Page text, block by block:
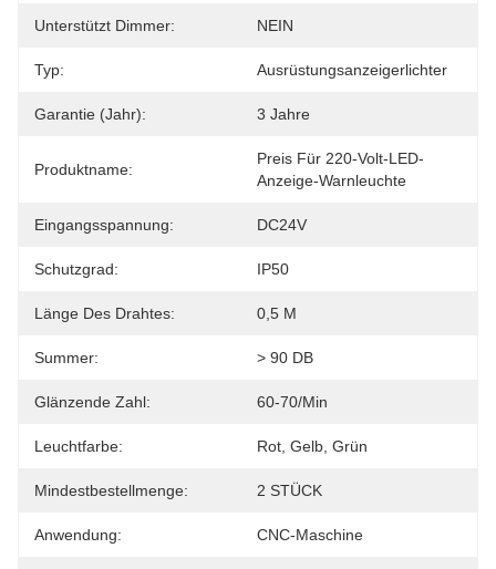
Unterstützt Dimmer: NEIN
Typ: Ausrüstungsanzeigerlichter
Garantie (Jahr): 3 Jahre
Produktname:
Preis Für 220-Volt-LED-
Anzeige-Warnleuchte
Eingangsspannung: DC24V
Schutzgrad: IP50
Länge Des Drahtes: 0,5 M
Summer: > 90 DB
Glänzende Zahl: 60-70/Min
Leuchtfarbe: Rot, Gelb, Grün
Mindestbestellmenge: 2 STÜCK
Anwendung: CNC-Maschine